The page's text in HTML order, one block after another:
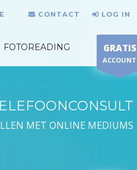
CONTACT LOG IN
FOTOREADING GRATIS
ACCOUNT
MET ONLINE MEDIUMS